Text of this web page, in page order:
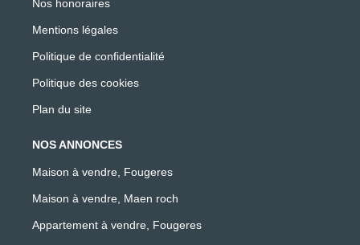
Nos honoraires
Mentions légales
Politique de confidentialité
Politique des cookies
Plan du site
NOS ANNONCES
Maison à vendre, Fougeres
Maison à vendre, Maen roch
Appartement à vendre, Fougeres